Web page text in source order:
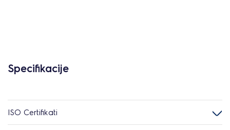
Specifikacije
ISO Certifikati